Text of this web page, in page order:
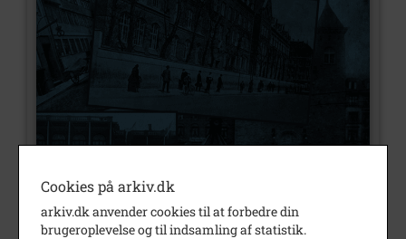
Cookies på arkiv.dk
arkiv.dk anvender cookies til at forbedre din
brugeroplevelse og til indsamling af statistik.